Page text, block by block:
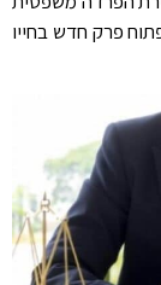
פרק חדש בחייו